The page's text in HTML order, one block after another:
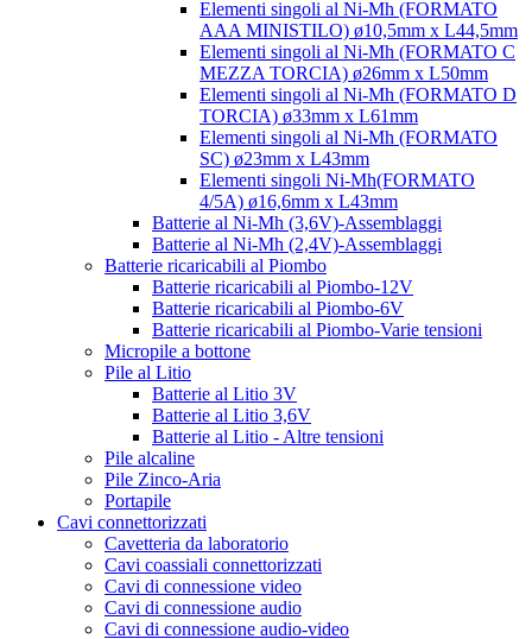
Elementi singoli al Ni-Mh (FORMATO
AAA MINISTILO) ø10,5mm x L44,5mm
Elementi singoli al Ni-Mh (FORMATO C
MEZZA TORCIA) ø26mm x L50mm
Elementi singoli al Ni-Mh (FORMATO D
TORCIA) ø33mm x L61mm
Elementi singoli al Ni-Mh (FORMATO
SC) ø23mm x L43mm
Elementi singoli Ni-Mh(FORMATO
4/5A) ø16,6mm x L43mm
Batterie al Ni-Mh (3,6V)-Assemblaggi
Batterie al Ni-Mh (2,4V)-Assemblaggi
Batterie ricaricabili al Piombo
Batterie ricaricabili al Piombo-12V
Batterie ricaricabili al Piombo-6V
Batterie ricaricabili al Piombo-Varie tensioni
Micropile a bottone
Pile al Litio
Batterie al Litio 3V
Batterie al Litio 3,6V
Batterie al Litio - Altre tensioni
Pile alcaline
Pile Zinco-Aria
Portapile
Cavi connettorizzati
Cavetteria da laboratorio
Cavi coassiali connettorizzati
Cavi di connessione video
Cavi di connessione audio
Cavi di connessione audio-video